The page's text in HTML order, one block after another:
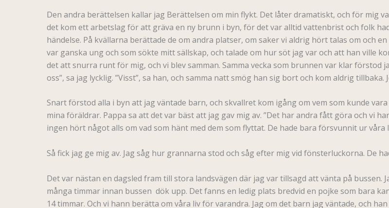
Den andra berättelsen kallar jag Berättelsen om min flykt. Det låter dramatiskt, och för mig
det kom ett arbetslag för att gräva en ny brunn i byn, för det var alltid vattenbrist och folk
händelse. På kvällarna berättade de om andra platser, om saker vi aldrig hört talas om och
var ganska ung och som sökte mitt sällskap, och talade om hur söt jag var och att han ville
det att snurra runt för mig, och vi blev samman. Samma vecka som brunnen var klar förstod
oss”, sa jag lycklig. ”Visst”, sa han, och samma natt smög han sig bort och kom aldrig
Snart förstod alla i byn att jag väntade barn, och skvallret kom igång om vem som kunde
mina föräldrar. Pappa sa att det var bäst att jag gav mig av. ”Det har andra fått göra och vi
ingen hört något alls om vad som hänt med dem som flyttat. De hade bara försvunnit ur våra
Så fick jag ge mig av. Jag såg hur grannarna stod och såg efter mig vid fönsterluckorna. De
Det var nästan en dagsled fram till stora landsvägen där jag var tillsagd att vänta på bussen.
många timmar innan bussen dök upp. Det fanns en ledig plats bredvid en pojke som bara
14 timmar. Och vi hann berätta om våra liv för varandra. Jag om det barn jag väntade, och